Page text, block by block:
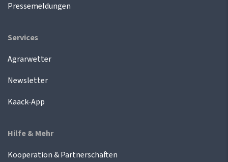
Pressemeldungen
Services
Agrarwetter
Newsletter
Kaack-App
Hilfe & Mehr
Kooperation & Partnerschaften